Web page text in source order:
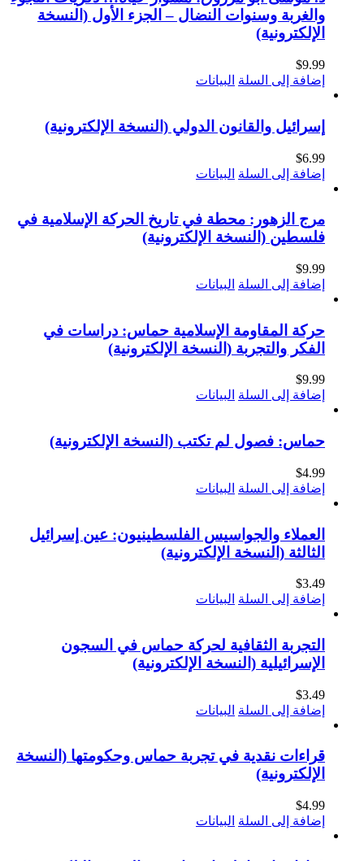
والغربة وسنوات النضال – الجزء الأول (النسخة
الإلكترونية)
$9.99
إضافة إلى السلة البيانات
إسرائيل والقانون الدولي (النسخة الإلكترونية)
$6.99
إضافة إلى السلة البيانات
مرج الزهور: محطة في تاريخ الحركة الإسلامية في
فلسطين (النسخة الإلكترونية)
$9.99
إضافة إلى السلة البيانات
حركة المقاومة الإسلامية حماس: دراسات في
الفكر والتجربة (النسخة الإلكترونية)
$9.99
إضافة إلى السلة البيانات
حماس: فصول لم تكتب (النسخة الإلكترونية)
$4.99
إضافة إلى السلة البيانات
العملاء والجواسيس الفلسطينيون: عين إسرائيل
الثالثة (النسخة الإلكترونية)
$3.49
إضافة إلى السلة البيانات
التجربة الثقافية لحركة حماس في السجون
الإسرائيلية (النسخة الإلكترونية)
$3.49
إضافة إلى السلة البيانات
قراءات نقدية في تجربة حماس وحكومتها (النسخة
الإلكترونية)
$4.99
إضافة إلى السلة البيانات